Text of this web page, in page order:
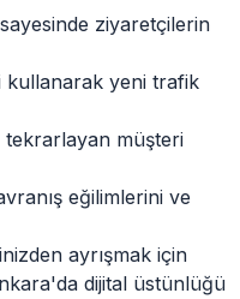
ziyaretçilerin
kullanarak yeni trafik
tekrarlayan müşteri
eğilimlerini ve
ayrışmak için
dijital üstünlüğü